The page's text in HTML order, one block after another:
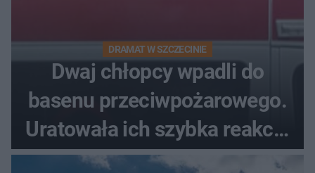
DRAMAT W SZCZECINIE
Dwaj chłopcy wpadli do
basenu przeciwpożarowego.
Uratowała ich szybka reakcja
świadków